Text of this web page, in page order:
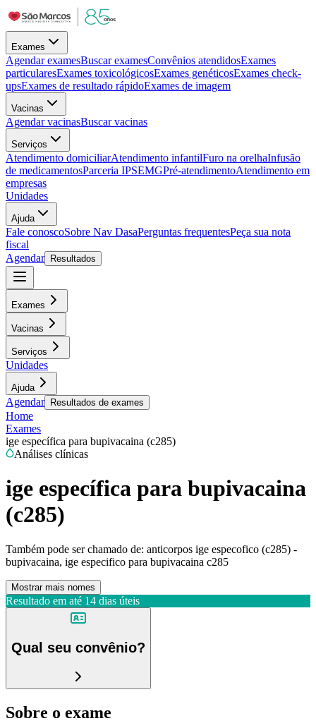
Exames
Agendar examesBuscar examesConvênios atendidosExames
particularesExames toxicológicosExames genéticosExames check-
upsExames de resultado rápidoExames de imagem
Vacinas
Agendar vacinasBuscar vacinas
Serviços
Atendimento domiciliarAtendimento infantilFuro na orelhaInfusão
de medicamentosParceria IPSEMGPré-atendimentoAtendimento em
empresas
Unidades
Ajuda
Fale conoscoSobre Nav DasaPerguntas frequentesPeça sua nota
fiscal
Agendar
Resultados
Exames
Vacinas
Serviços
Unidades
Ajuda
Agendar Resultados de exames
Home
Exames
ige específica para bupivacaina (c285)
Análises clínicas
ige específica para bupivacaina
(c285)
Também pode ser chamado de: anticorpos ige especofico (c285) -
bupivacaina, ige especifico para bupivacaina c285
Mostrar mais nomes
Resultado em até 14 dias úteis
Qual seu convênio?
Sobre o exame